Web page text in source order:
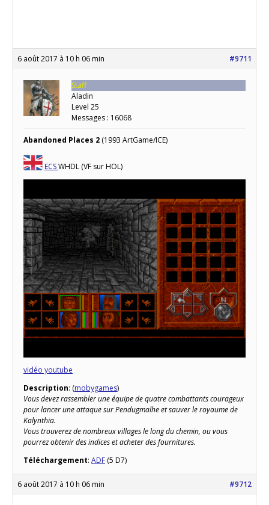
6 août 2017 à 10 h 06 min #9711
Staff
Aladin
Level 25
Messages : 16068
Abandoned Places 2 (1993 ArtGame/ICE)
ECSWHDL (VF sur HOL)
vidéo youtube
Description: (mobygames)
Vous devez rassembler une équipe de quatre combattants courageux
pour lancer une attaque sur Pendugmalhe et sauver le royaume de
Kalynthia.
Vous trouverez de nombreux villages le long du chemin, ou vous
pourrez obtenir des indices et acheter des fournitures.
Téléchargement: ADF (5 D7)
6 août 2017 à 10 h 06 min #9712